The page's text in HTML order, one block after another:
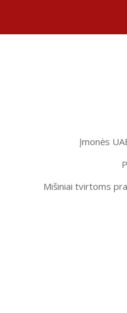
Įmonės
Mišiniai tvirtoms